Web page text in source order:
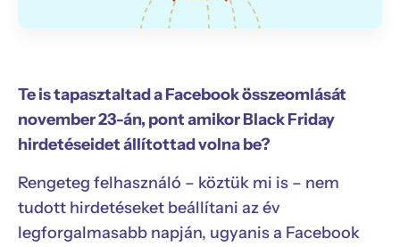
Te is tapasztaltad a Facebook összeomlását
november 23-án, pont amikor Black Friday
hirdetéseidet állítottad volna be?
Rengeteg felhasználó – köztük mi is – nem
tudott hirdetéseket beállítani az év
legforgalmasabb napján, ugyanis a Facebook